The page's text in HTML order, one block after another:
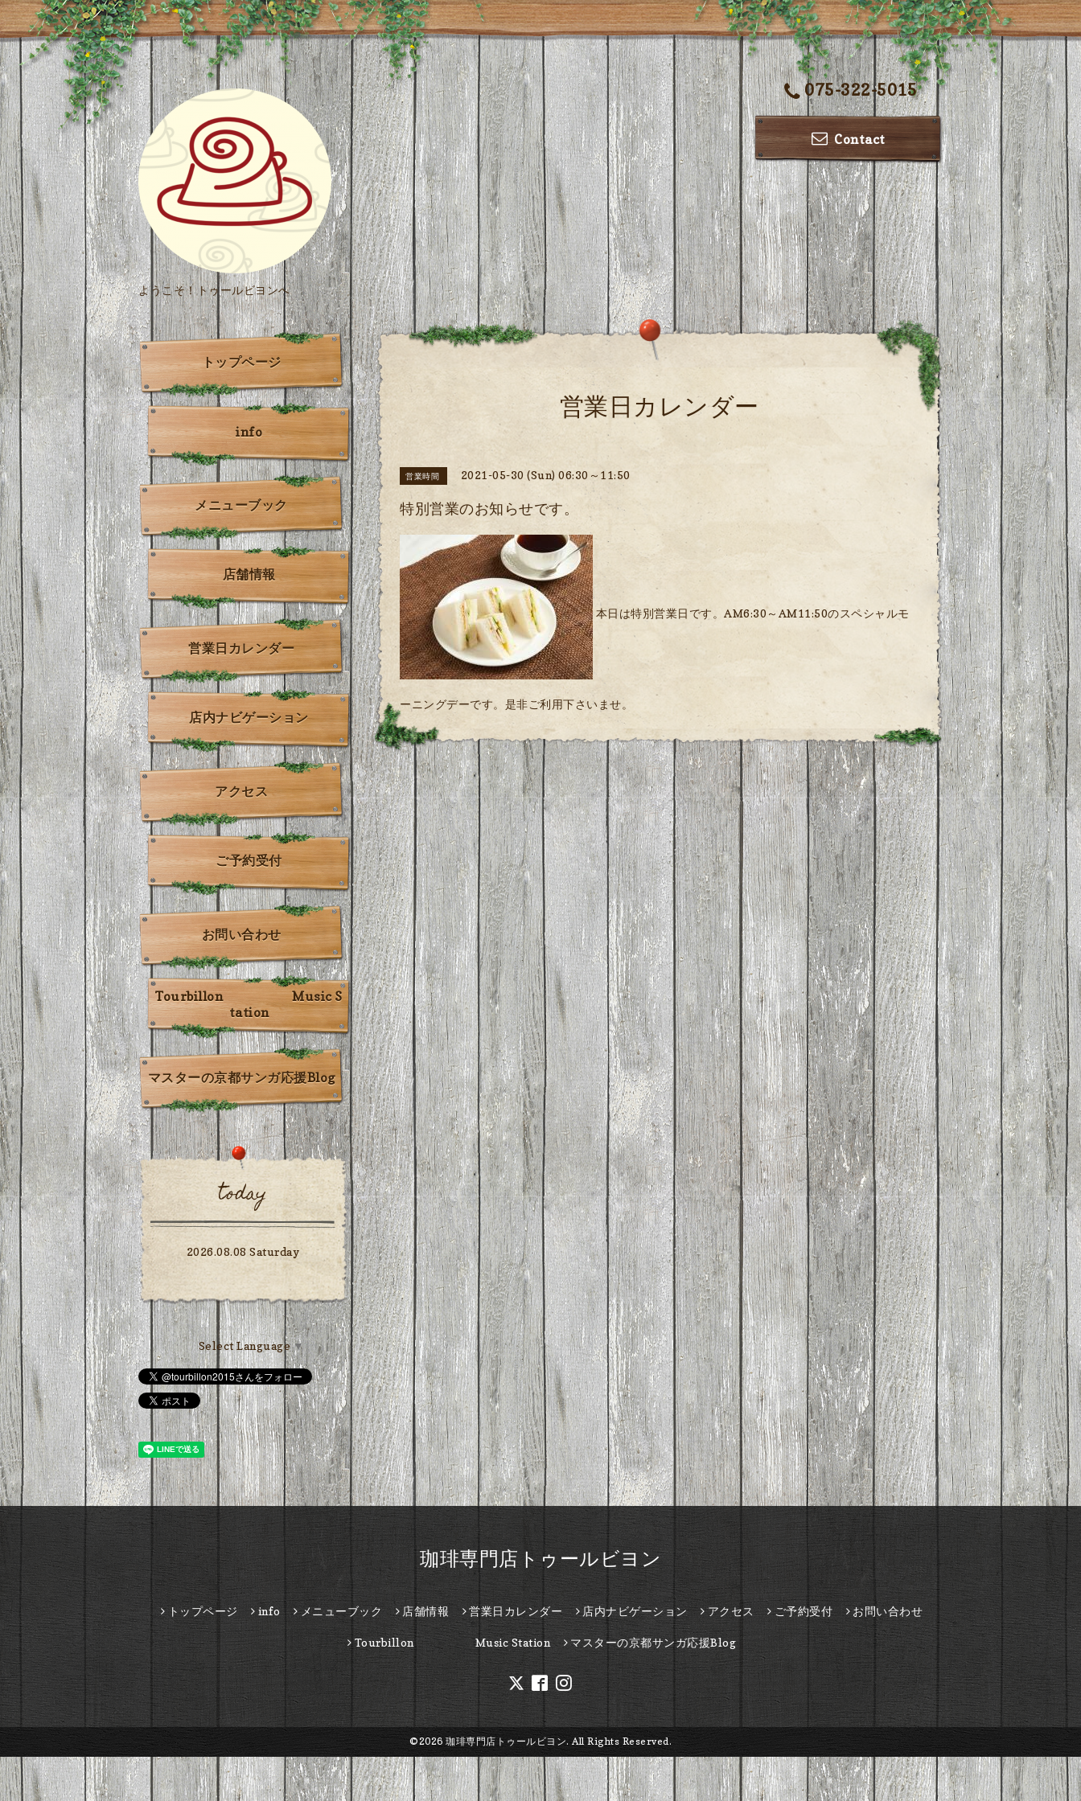
075-322-5015
Contact
ようこそ！トゥールビヨンへ
営業日カレンダー
営業時間 2021-05-30 (Sun) 06:30～11:50
特別営業のお知らせです。
本日は特別営業日です。AM6:30～AM11:50のスペシャルモ
ーニングデーです。是非ご利用下さいませ。
トップページ
info
メニューブック
店舗情報
営業日カレンダー
店内ナビゲーション
アクセス
ご予約受付
お問い合わせ
Tourbillon Music S
tation
マスターの京都サンガ応援Blog
today
2026.08.08 Saturday
Select Language▼
珈琲専門店トゥールビヨン
トップページ info メニューブック 店舗情報 営業日カレンダー 店内ナビゲーション アクセス ご予約受付 お問い合わせ
Tourbillon Music Station マスターの京都サンガ応援Blog
©2026 珈琲専門店トゥールビヨン. All Rights Reserved.